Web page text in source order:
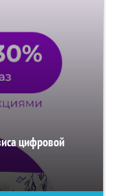
цифровой